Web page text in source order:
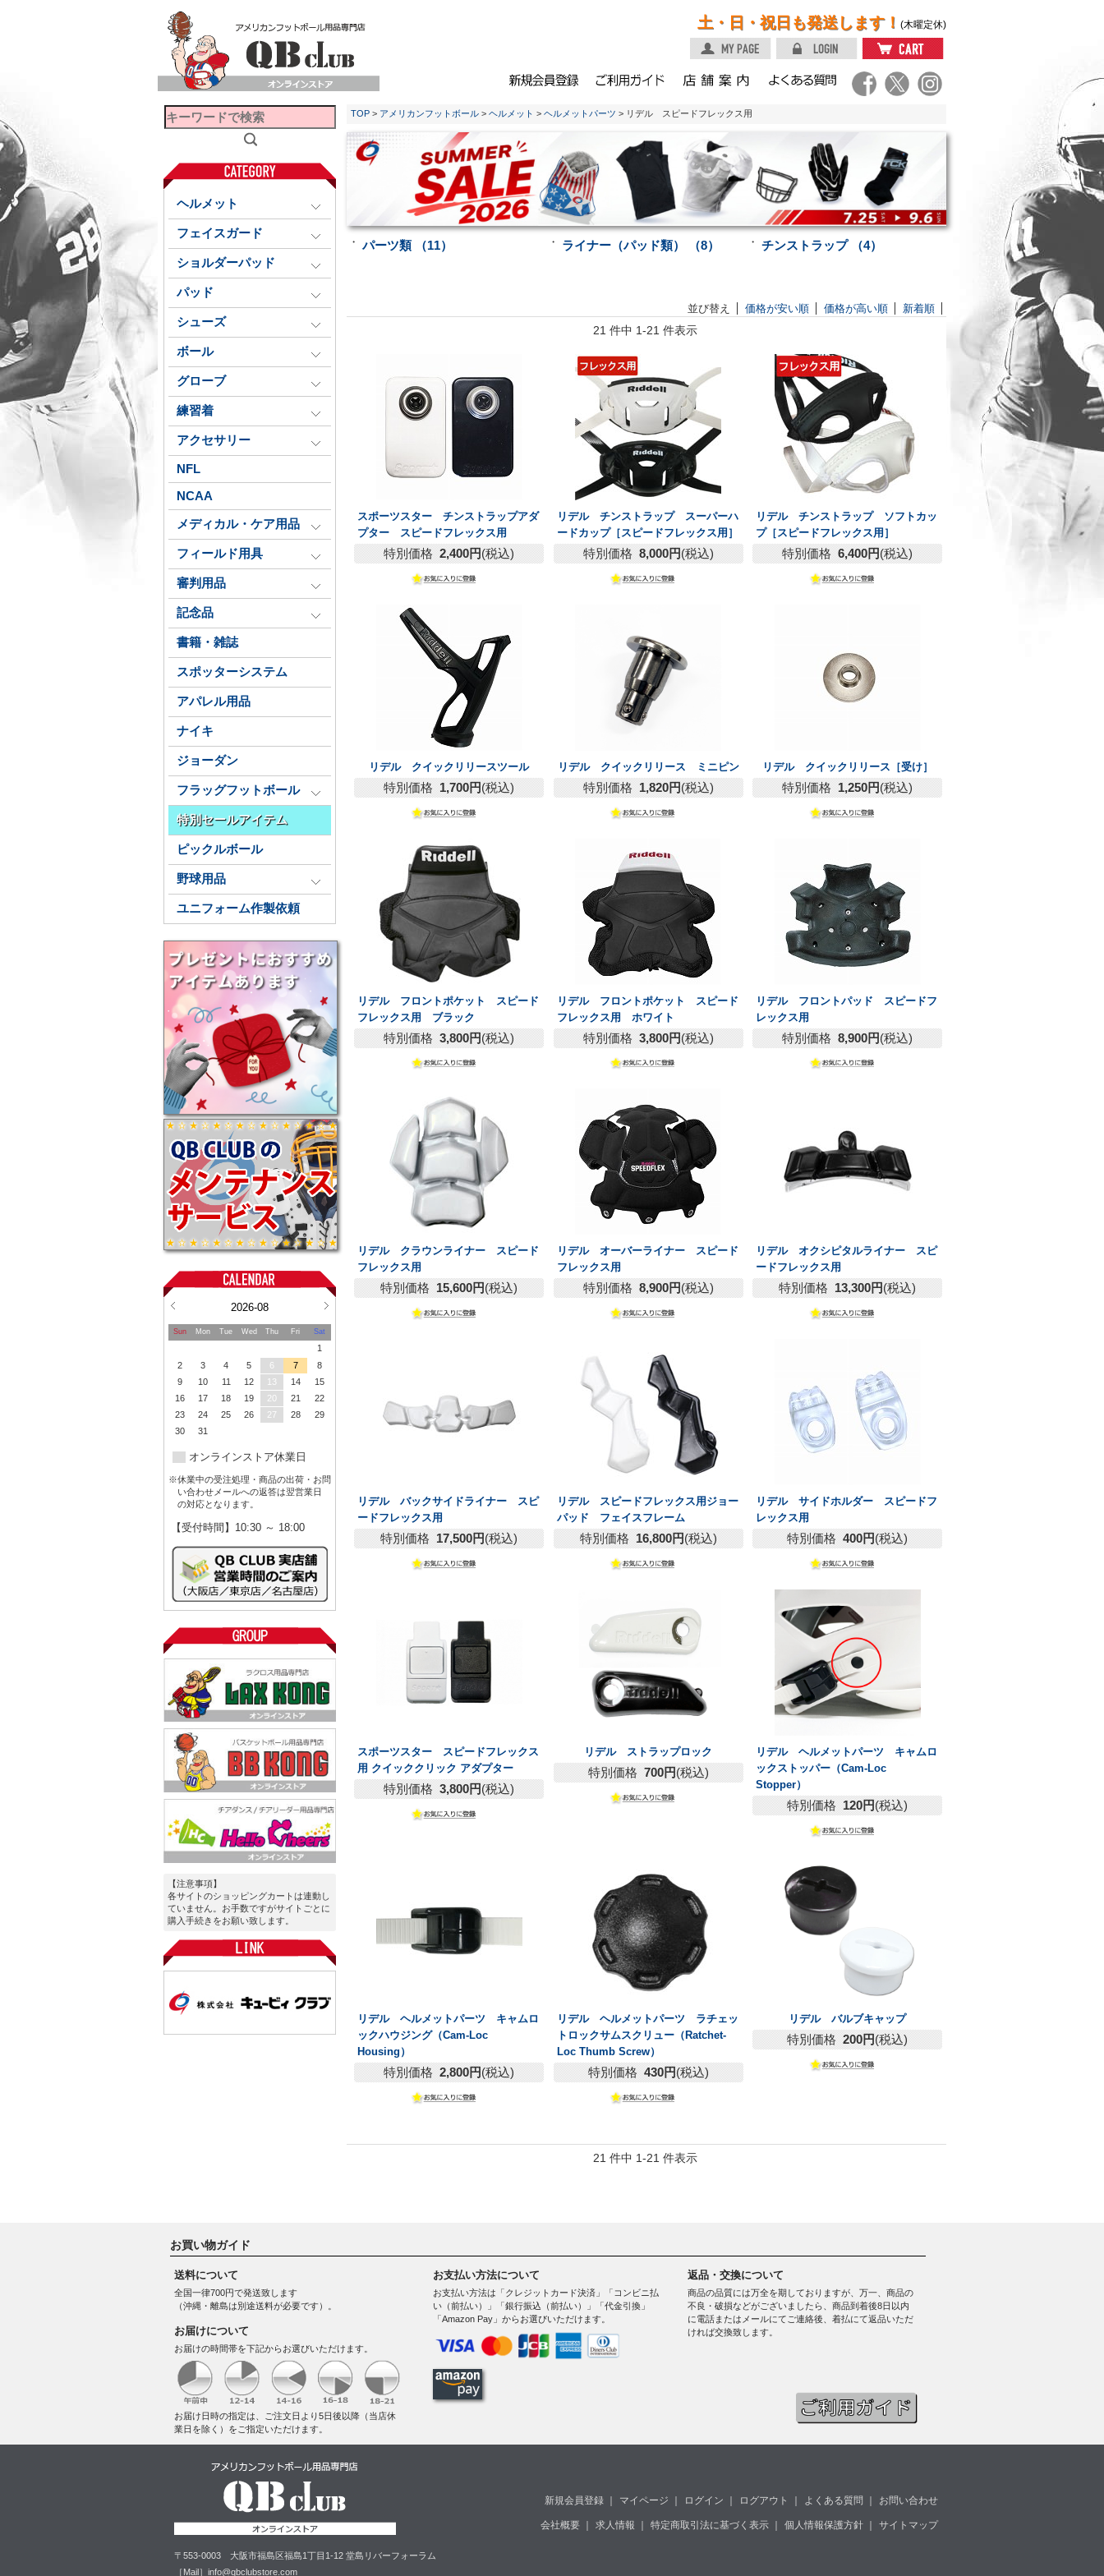
土・日・祝日も発送します！ (木曜定休)
ヘルメット
フェイスガード
ショルダーパッド
パッド
シューズ
ボール
グローブ
練習着
アクセサリー
NFL
NCAA
メディカル・ケア用品
フィールド用具
審判用品
記念品
書籍・雑誌
スポッターシステム
アパレル用品
ナイキ
ジョーダン
フラッグフットボール
特別セールアイテム
ピックルボール
野球用品
ユニフォーム作製依頼
2026-08
Sun Mon Tue Wed Thu Fri Sat
1
2
3 4 5 6 7
8
9
10 11 12 13 14
15
16
17 18 19 20 21
22
23
24 25 26 27 28
29
30
31
オンラインストア休業日
※休業中の受注処理・商品の出荷・お問
い合わせメールへの返答は翌営業日
の対応となります。
【受付時間】10:30 ～ 18:00
【注意事項】
各サイトのショッピングカートは連動し
ていません。お手数ですがサイトごとに
購入手続きをお願い致します。
TOP > アメリカンフットボール > ヘルメット > ヘルメットパーツ > リデル スピードフレックス用
・ パーツ類 （11） ・ ライナー（パッド類） （8） ・ チンストラップ （4）
並び替え 価格が安い順 価格が高い順 新着順
21 件中 1-21 件表示
スポーツスター チンストラップアダ
プター スピードフレックス用
特別価格 2,400円(税込)
リデル チンストラップ スーパーハ
ードカップ［スピードフレックス用］
特別価格 8,000円(税込)
リデル チンストラップ ソフトカッ
プ［スピードフレックス用］
特別価格 6,400円(税込)
リデル クイックリリースツール
特別価格 1,700円(税込)
リデル クイックリリース ミニピン
特別価格 1,820円(税込)
リデル クイックリリース［受け］
特別価格 1,250円(税込)
リデル フロントポケット スピード
フレックス用 ブラック
特別価格 3,800円(税込)
リデル フロントポケット スピード
フレックス用 ホワイト
特別価格 3,800円(税込)
リデル フロントパッド スピードフ
レックス用
特別価格 8,900円(税込)
リデル クラウンライナー スピード
フレックス用
特別価格 15,600円(税込)
リデル オーバーライナー スピード
フレックス用
特別価格 8,900円(税込)
リデル オクシピタルライナー スピ
ードフレックス用
特別価格 13,300円(税込)
リデル バックサイドライナー スピ
ードフレックス用
特別価格 17,500円(税込)
リデル スピードフレックス用ジョー
パッド フェイスフレーム
特別価格 16,800円(税込)
リデル サイドホルダー スピードフ
レックス用
特別価格 400円(税込)
スポーツスター スピードフレックス
用 クイッククリック アダプター
特別価格 3,800円(税込)
リデル ストラップロック
特別価格 700円(税込)
リデル ヘルメットパーツ キャムロ
ックストッパー（Cam-Loc
Stopper）
特別価格 120円(税込)
リデル ヘルメットパーツ キャムロ
ックハウジング（Cam-Loc
Housing）
特別価格 2,800円(税込)
リデル ヘルメットパーツ ラチェッ
トロックサムスクリュー（Ratchet-
Loc Thumb Screw）
特別価格 430円(税込)
リデル バルブキャップ
特別価格 200円(税込)
21 件中 1-21 件表示
お買い物ガイド
送料について
全国一律700円で発送致します
（沖縄・離島は別途送料が必要です）。
お届けについて
お届けの時間帯を下記からお選びいただけます。
お届け日時の指定は、ご注文日より5日後以降（当店休
業日を除く）をご指定いただけます。
お支払い方法について
お支払い方法は「クレジットカード決済」「コンビニ払
い（前払い）」「銀行振込（前払い）」「代金引換」
「Amazon Pay」からお選びいただけます。
返品・交換について
商品の品質には万全を期しておりますが、万一、商品の
不良・破損などがございましたら、商品到着後8日以内
に電話またはメールにてご連絡後、着払にて返品いただ
ければ交換致します。
〒553-0003 大阪市福島区福島1丁目1-12 堂島リバーフォーラム
［Mail］info@qbclubstore.com
新規会員登録 マイページ ログイン ログアウト よくある質問 お問い合わせ
会社概要 求人情報 特定商取引法に基づく表示 個人情報保護方針 サイトマップ